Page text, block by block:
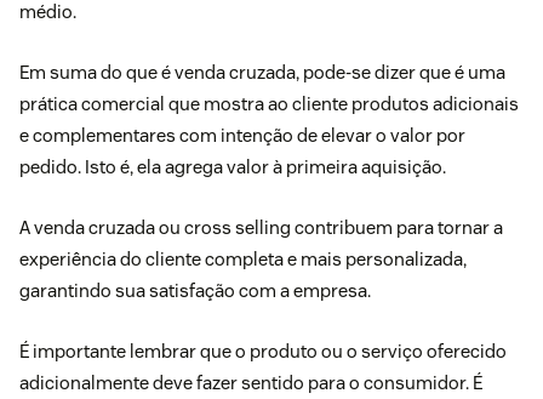
médio.
Em suma do que é venda cruzada, pode-se dizer que é uma
prática comercial que mostra ao cliente produtos adicionais
e complementares com intenção de elevar o valor por
pedido. Isto é, ela agrega valor à primeira aquisição.
A venda cruzada ou cross selling contribuem para tornar a
experiência do cliente completa e mais personalizada,
garantindo sua satisfação com a empresa.
É importante lembrar que o produto ou o serviço oferecido
adicionalmente deve fazer sentido para o consumidor. É